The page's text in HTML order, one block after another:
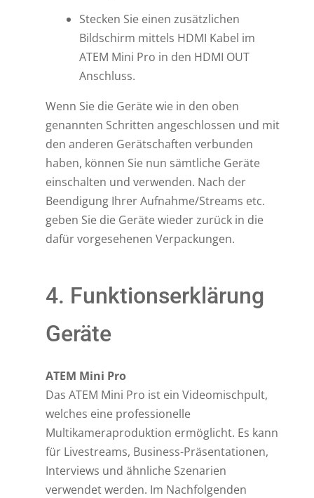
Stecken Sie einen zusätzlichen
Bildschirm mittels HDMI Kabel im
ATEM Mini Pro in den HDMI OUT
Anschluss.
Wenn Sie die Geräte wie in den oben
genannten Schritten angeschlossen und mit
den anderen Gerätschaften verbunden
haben, können Sie nun sämtliche Geräte
einschalten und verwenden. Nach der
Beendigung Ihrer Aufnahme/Streams etc.
geben Sie die Geräte wieder zurück in die
dafür vorgesehenen Verpackungen.
4. Funktionserklärung
Geräte
ATEM Mini Pro
Das ATEM Mini Pro ist ein Videomischpult,
welches eine professionelle
Multikameraproduktion ermöglicht. Es kann
für Livestreams, Business-Präsentationen,
Interviews und ähnliche Szenarien
verwendet werden. Im Nachfolgenden